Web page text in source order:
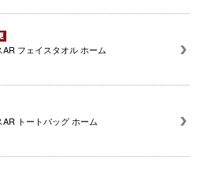
AR フェイスタオル ホーム
トートバッグ ホーム